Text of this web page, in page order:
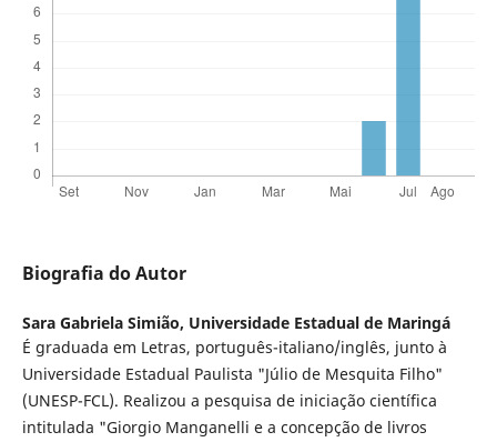
Biografia do Autor
Sara Gabriela Simião, Universidade Estadual de Maringá
É graduada em Letras, português-italiano/inglês, junto à
Universidade Estadual Paulista "Júlio de Mesquita Filho"
(UNESP-FCL). Realizou a pesquisa de iniciação científica
intitulada "Giorgio Manganelli e a concepção de livros